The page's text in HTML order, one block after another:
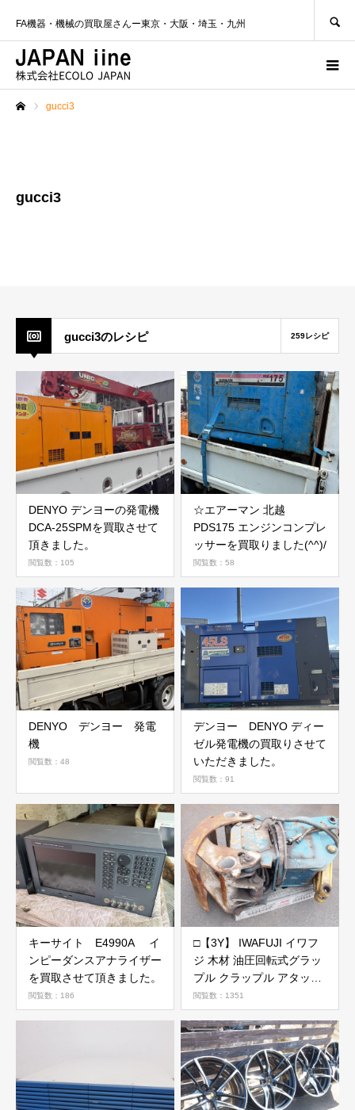
FA機器・機械の買取屋さんー東京・大阪・埼玉・九州
gucci3
gucci3
gucci3のレシピ 259レシピ
DENYO デンヨーの発電機
DCA-25SPMを買取させて
頂きました。
閲覧数：105
☆エアーマン 北越
PDS175 エンジンコンプレ
ッサーを買取りました(^^)/
閲覧数：58
DENYO デンヨー 発電
機
閲覧数：48
デンヨー DENYO ディー
ゼル発電機の買取りさせて
いただきました。
閲覧数：91
キーサイト E4990A イ
ンピーダンスアナライザー
を買取させて頂きました。
閲覧数：186
□【3Y】 IWAFUJI イワフ
ジ 木材 油圧回転式グラッ
プル クラップル アタッチ
メント GS90LJV 取り外し
品 ピン径60mm アーム幅
約260mm 現状品
閲覧数：1351